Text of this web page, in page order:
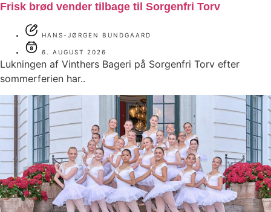
Frisk brød vender tilbage til Sorgenfri Torv
HANS-JØRGEN BUNDGAARD
6. AUGUST 2026
Lukningen af Vinthers Bageri på Sorgenfri Torv efter
sommerferien har..